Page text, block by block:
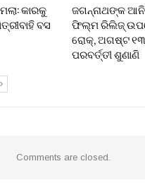
କାରକୁ
ବସ
ଜଗନ୍ନାଥଙ୍କ
ଫିଲ୍ମ ରିଲିଜ୍
ରୋକ୍, ଅଗଷ୍ଟ
ପରବର୍ତ୍ତୀ ଶୁଣାଣି
Comments are closed.